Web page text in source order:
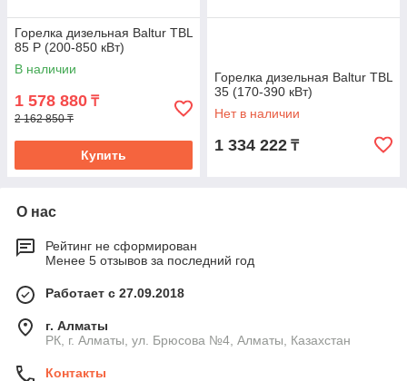
Горелка дизельная Baltur TBL
85 P (200-850 кВт)
В наличии
1 578 880 ₸
2 162 850 ₸
Купить
Горелка дизельная Baltur TBL
35 (170-390 кВт)
Нет в наличии
1 334 222 ₸
О нас
Рейтинг не сформирован
Менее 5 отзывов за последний год
Работает с 27.09.2018
г. Алматы
РК, г. Алматы, ул. Брюсова №4, Алматы, Казахстан
Контакты